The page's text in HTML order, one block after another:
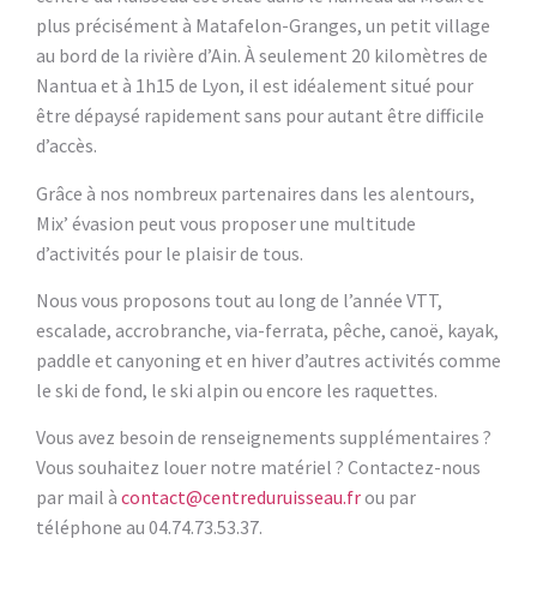
plus précisément à Matafelon-Granges, un petit village
au bord de la rivière d’Ain. À seulement 20 kilomètres de
Nantua et à 1h15 de Lyon, il est idéalement situé pour
être dépaysé rapidement sans pour autant être difficile
d’accès.
Grâce à nos nombreux partenaires dans les alentours,
Mix’ évasion peut vous proposer une multitude
d’activités pour le plaisir de tous.
Nous vous proposons tout au long de l’année VTT,
escalade, accrobranche, via-ferrata, pêche, canoë, kayak,
paddle et canyoning et en hiver d’autres activités comme
le ski de fond, le ski alpin ou encore les raquettes.
Vous avez besoin de renseignements supplémentaires ?
Vous souhaitez louer notre matériel ? Contactez-nous
par mail à contact@centreduruisseau.frou par
téléphone au 04.74.73.53.37.